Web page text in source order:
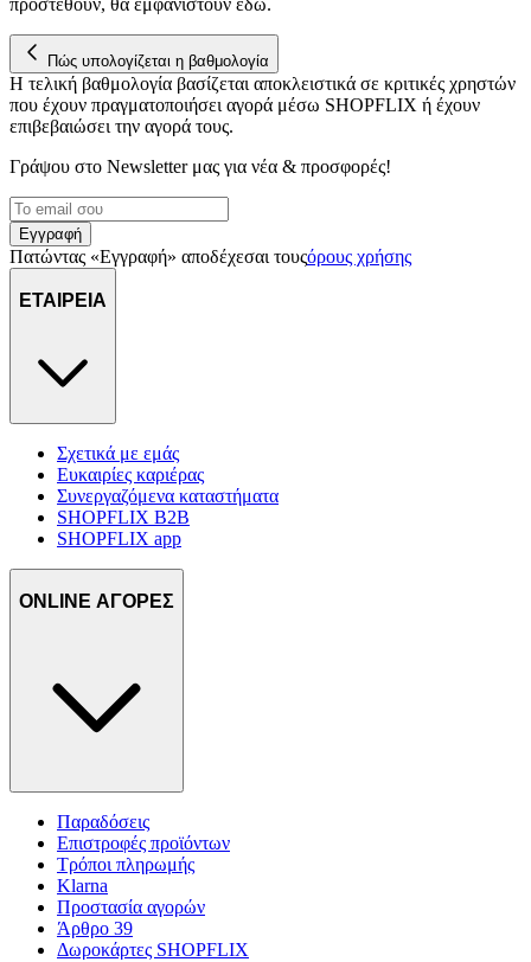
στη συσκευή σας, με σκοπό την προβολή εξατομικευμένων
διαφημίσεων και περιεχομένου, τις μετρήσεις σχετικά με
διαφημίσεις και περιεχόμενο, την καλύτερη εικόνα του κοινού
μας και την ανάπτυξη προϊόντων. Επίσης, κοινοποιούμε
πληροφορίες σχετικά με την από μέρους σας χρήση της
τοποθεσίας μας στους συνεργάτες μέσων κοινωνικής
δικτύωσης, διαφημίσεων και ανάλυσης.
προστεθούν, θα εμφανιστούν εδώ.
Πώς υπολογίζεται η βαθμολογία
Η τελική βαθμολογία βασίζεται αποκλειστικά σε κριτικές χρηστών
που έχουν πραγματοποιήσει αγορά μέσω SHOPFLIX ή έχουν
επιβεβαιώσει την αγορά τους.
Γράψου στο Νewsletter μας για νέα & προσφορές!
Εγγραφή
Πατώντας «Εγγραφή» αποδέχεσαι τουςόρους χρήσης
ΕΤΑΙΡΕΙΑ
Σχετικά με εμάς
Ευκαιρίες καριέρας
Συνεργαζόμενα καταστήματα
SHOPFLIX B2B
SHOPFLIX app
ONLINE ΑΓΟΡΕΣ
Παραδόσεις
Επιστροφές προϊόντων
Τρόποι πληρωμής
Klarna
Προστασία αγορών
Άρθρο 39
Δωροκάρτες SHOPFLIX